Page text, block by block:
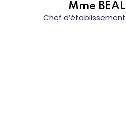
Mme BÉAL
Chef d’établissement